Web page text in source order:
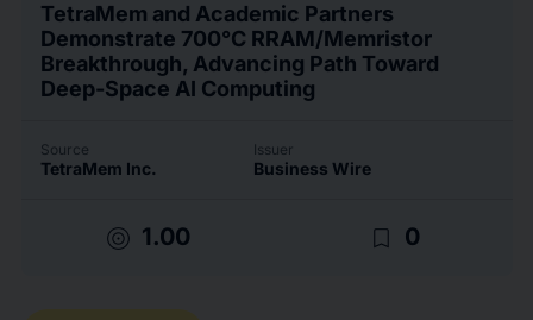
TetraMem and Academic Partners
Demonstrate 700°C RRAM/Memristor
Breakthrough, Advancing Path Toward
Deep-Space AI Computing
Source
TetraMem Inc.
Issuer
Business Wire
target 1.00 bookmark_border 0